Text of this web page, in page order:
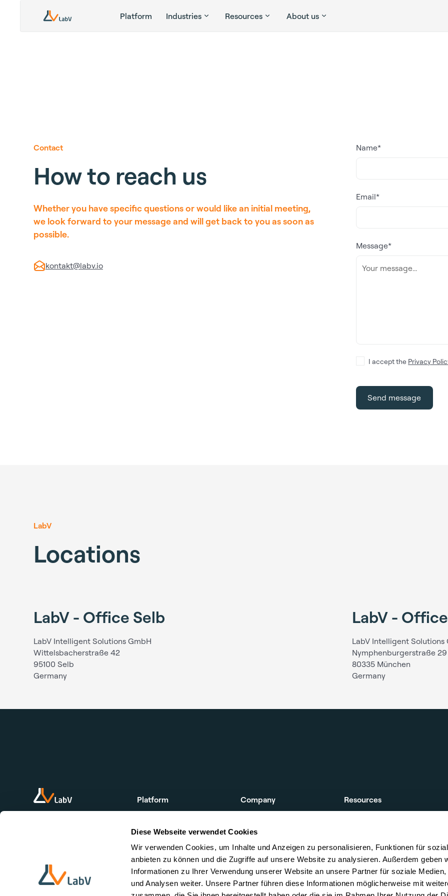
Diese Webseite verwendet Cookies
Wir verwenden Cookies, um Inhalte und Anzeigen zu personalisieren, Funktionen für
anbieten zu können und die Zugriffe auf unsere Website zu analysieren. Außerdem geben
Informationen zu Ihrer Verwendung unserer Website an unsere Partner für soziale Medien,
und Analysen weiter. Unsere Partner führen diese Informationen möglicherweise mit
Platform Industries Resources About us
Contact
How to reach us
Whether you have specific questions or would like an initial meeting,
we look forward to your message and will get back to you as soon as
possible.
kontakt@labv.io
Name*
Email*
Message*
I accept the Privacy
LabV
Locations
LabV - Office Selb
LabV Intelligent Solutions GmbH
Wittelsbacherstraße 42
95100 Selb
Germany
LabV -
LabV Intelligent Solutions
Nymphenburgerstraße 29
80335 München
Germany
Platform
Request Demo
Company
Events
Contact
Resources
Blog
Webinars & keynote
Glossary